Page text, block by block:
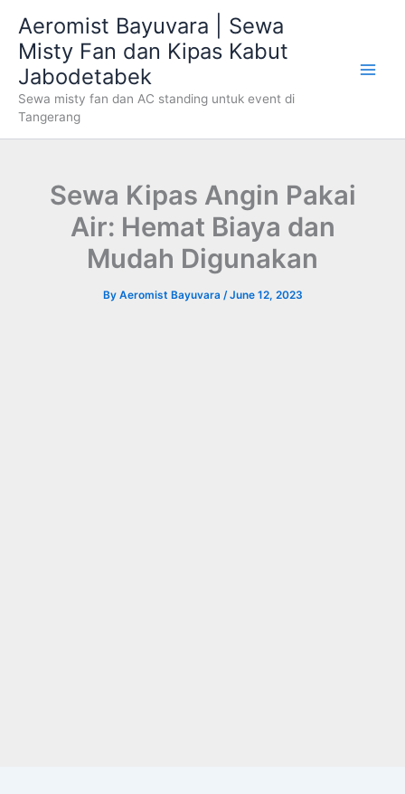
content
Aeromist Bayuvara | Sewa
Misty Fan dan Kipas Kabut
Jabodetabek
Sewa misty fan dan AC standing untuk event di
Tangerang
Sewa Kipas Angin Pakai
Air: Hemat Biaya dan
Mudah Digunakan
By Aeromist Bayuvara /June 12, 2023